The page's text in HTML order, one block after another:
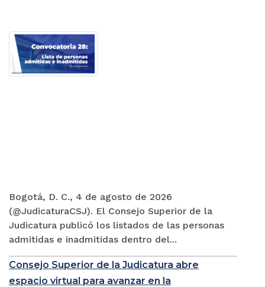
Bogotá, D. C., 4 de agosto de 2026
(@JudicaturaCSJ). El Consejo Superior de la
Judicatura publicó los listados de las personas
admitidas e inadmitidas dentro del...
Consejo Superior de la Judicatura abre
espacio virtual para avanzar en la